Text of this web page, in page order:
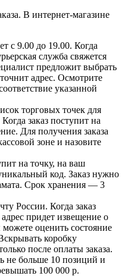
В интернет-магазине
с 9.00 до 19.00. Когда
служба свяжется
предложит выбрать
адрес. Осмотрите
указанной
торговых точек для
заказ поступит на
Для получения заказа
зоне и назовите
на точку, на ваш
код. Заказ нужно
Срок хранения — 3
России. Когда заказ
придет извещение о
оценить состояние
коробку
после оплаты заказа.
не больше 10 позиций и
100 000 р.